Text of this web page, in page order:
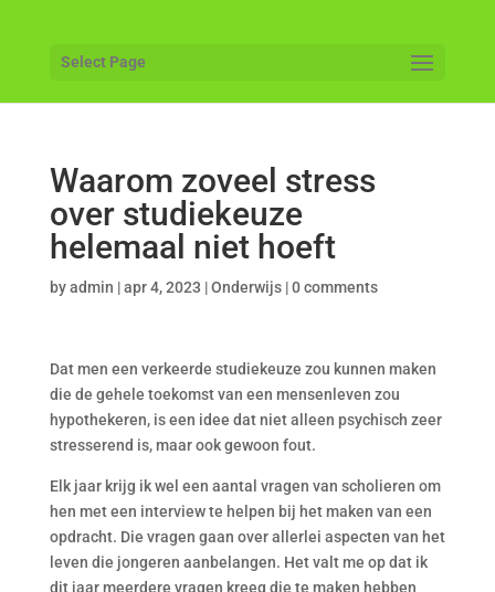
Select Page
Waarom zoveel stress
over studiekeuze
helemaal niet hoeft
byadmin |apr 4, 2023 |Onderwijs|0 comments
Dat men een verkeerde studiekeuze zou kunnen maken
die de gehele toekomst van een mensenleven zou
hypothekeren, is een idee dat niet alleen psychisch zeer
stresserend is, maar ook gewoon fout.
Elk jaar krijg ik wel een aantal vragen van scholieren om
hen met een interview te helpen bij het maken van een
opdracht. Die vragen gaan over allerlei aspecten van het
leven die jongeren aanbelangen. Het valt me op dat ik
dit jaar meerdere vragen kreeg die te maken hebben